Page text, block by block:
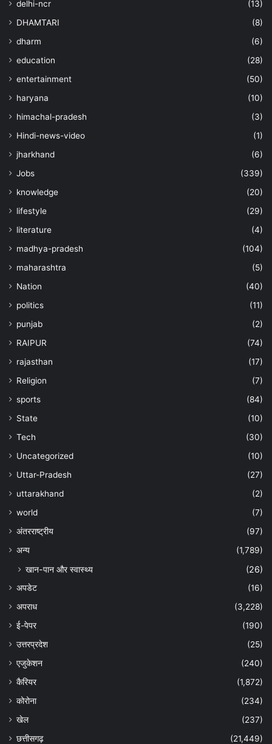
delhi-ncr
(13)
DHAMTARI
(8)
dharm
(6)
education
(28)
entertainment
(50)
haryana
(10)
himachal-pradesh
(3)
Hindi-news-video
(1)
jharkhand
(6)
Jobs
(339)
knowledge
(20)
lifestyle
(29)
literature
(4)
madhya-pradesh
(104)
maharashtra
(5)
Nation
(40)
politics
(11)
punjab
(2)
RAIPUR
(74)
rajasthan
(17)
Religion
(7)
sports
(84)
State
(10)
Tech
(30)
Uncategorized
(10)
Uttar-Pradesh
(27)
uttarakhand
(2)
world
(7)
अंतरराष्ट्रीय
(97)
अन्‍य
(1,789)
खान-पान और स्वास्थ्य (26)
अपडेट
(16)
अपराध
(3,228)
ई-पेपर
(190)
उत्तरप्रदेश
(25)
एजुकेशन
(240)
कैरियर
(1,872)
कोरोना
(234)
खेल
(237)
छत्तीसगढ़
(21,449)